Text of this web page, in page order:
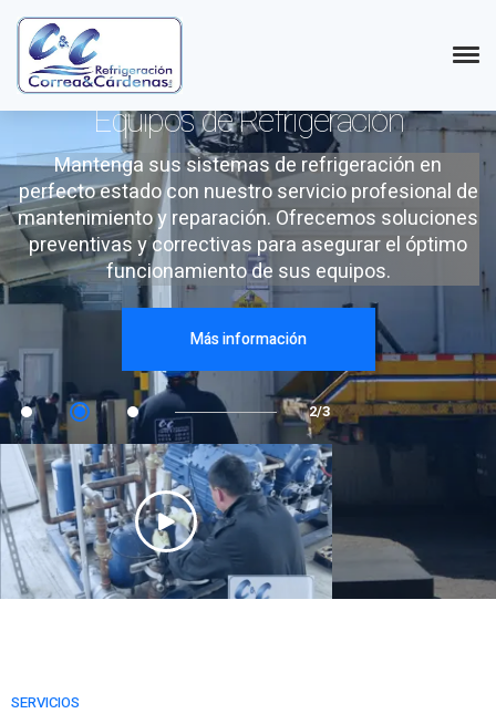
Mantenimiento y Reparación
de
Equipos de Refrigeración
Mantenga sus sistemas de refrigeración en
perfecto estado con nuestro servicio profesional de
mantenimiento y reparación. Ofrecemos soluciones
preventivas y correctivas para asegurar el óptimo
funcionamiento de sus equipos.
Más información
2/3
SERVICIOS